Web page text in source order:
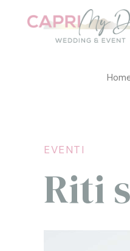
EVENTI
Riti